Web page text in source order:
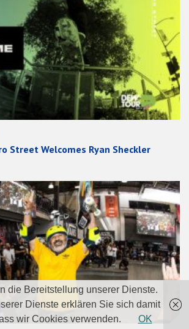
Street Welcomes Ryan Sheckler
die Bereitstellung unserer Dienste.
Dienste erklären Sie sich damit
wir Cookies verwenden.
OK